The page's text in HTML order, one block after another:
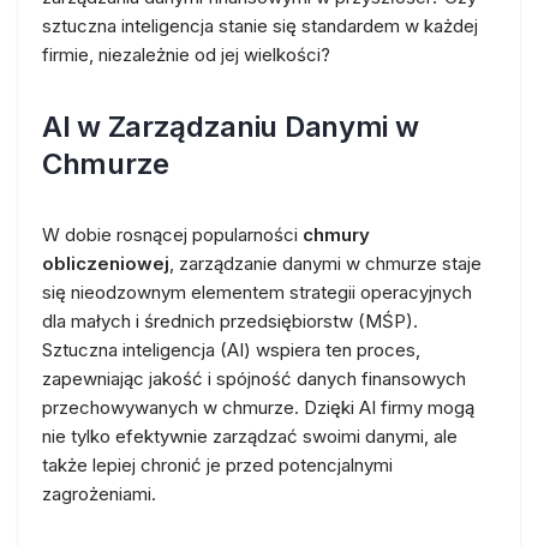
sztuczna inteligencja stanie się standardem w każdej
firmie, niezależnie od jej wielkości?
AI w Zarządzaniu Danymi w
Chmurze
W dobie rosnącej popularności chmury
obliczeniowej, zarządzanie danymi w chmurze staje
się nieodzownym elementem strategii operacyjnych
dla małych i średnich przedsiębiorstw (MŚP).
Sztuczna inteligencja (AI) wspiera ten proces,
zapewniając jakość i spójność danych finansowych
przechowywanych w chmurze. Dzięki AI firmy mogą
nie tylko efektywnie zarządzać swoimi danymi, ale
także lepiej chronić je przed potencjalnymi
zagrożeniami.